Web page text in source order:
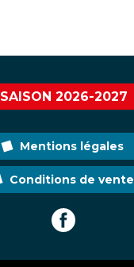
SAISON 2026-2027
Mentions légales
Conditions de vente